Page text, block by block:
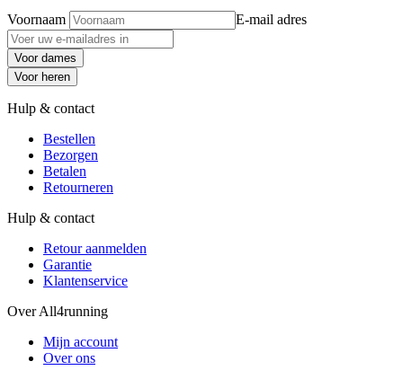
Voornaam E-mail adres
Voor dames
Voor heren
Hulp & contact
Bestellen
Bezorgen
Betalen
Retourneren
Hulp & contact
Retour aanmelden
Garantie
Klantenservice
Over All4running
Mijn account
Over ons